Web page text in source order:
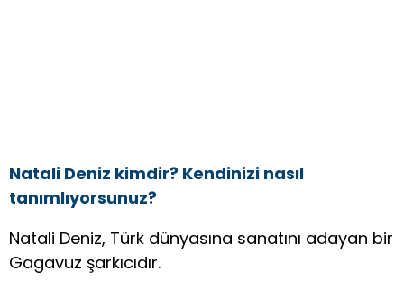
Natali Deniz kimdir? Kendinizi nasıl
tanımlıyorsunuz?
Natali Deniz, Türk dünyasına sanatını adayan bir
Gagavuz şarkıcıdır.